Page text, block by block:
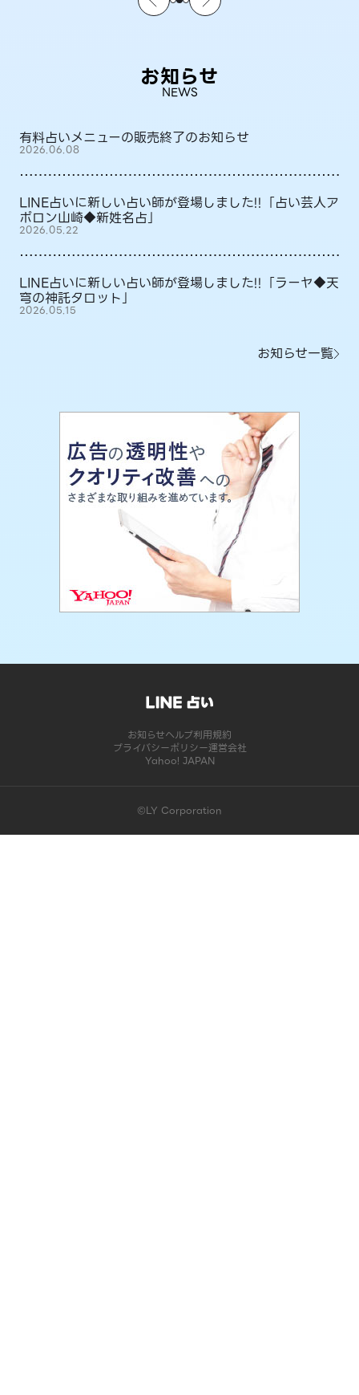
お知らせ
NEWS
有料占いメニューの販売終了のお知らせ
2026.06.08
LINE占いに新しい占い師が登場しました!!「占い芸人ア
ポロン山崎◆新姓名占」
2026.05.22
LINE占いに新しい占い師が登場しました!!「ラーヤ◆天
穹の神託タロット」
2026.05.15
お知らせ一覧
お知らせヘルプ利用規約
プライバシーポリシー運営会社
Yahoo! JAPAN
©LY Corporation
このコンテンツは掲載が終了しました | LINE占い